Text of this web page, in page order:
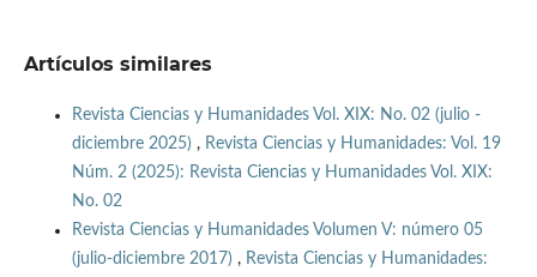
Artículos similares
Revista Ciencias y Humanidades Vol. XIX: No. 02 (julio -
diciembre 2025) , Revista Ciencias y Humanidades: Vol. 19
Núm. 2 (2025): Revista Ciencias y Humanidades Vol. XIX:
No. 02
Revista Ciencias y Humanidades Volumen V: número 05
(julio-diciembre 2017) , Revista Ciencias y Humanidades: